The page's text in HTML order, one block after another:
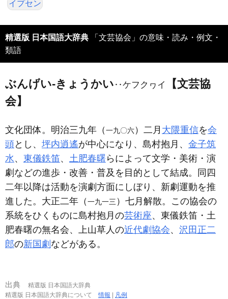
イプセン
精選版 日本国語大辞典 「文芸協会」の意味・読み・例文・
類語
ぶんげい‐きょうかい ‥ケフクヮイ
【文芸協
会】
文化団体。明治三九年（一九〇六）二月 大隈重信を会
頭とし、 坪内逍遙が中心になり、島村抱月、 金子筑
水、 東儀鉄笛、 土肥春曙らによって文学・美術・演
劇などの進歩・改善・普及を目的として結成。同四
二年以降は活動を演劇方面にしぼり、新劇運動を推
進した。大正二年（一九一三 ）七月解散。この協会の
系統をひくものに島村抱月の芸術座、東儀鉄笛・土
肥春曙の無名会、上山草人の近代劇協会、 沢田正二
郎の新国劇 などがある。
出典
精選版 日本国語大辞典
精選版 日本国語大辞典について情報 | 凡例